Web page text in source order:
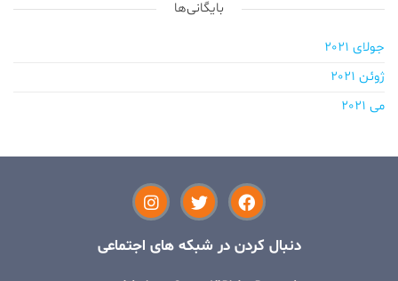
بایگانی‌ها
جولای 2021
ژوئن 2021
می 2021
دنبال کردن در شبکه های اجتماعی